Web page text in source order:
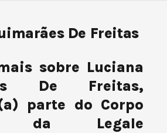
De Freitas
sobre Luciana
De Freitas,
parte do Corpo
da Legale